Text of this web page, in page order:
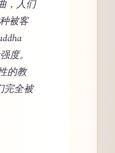
，人们
被客
度。
的教
完全被